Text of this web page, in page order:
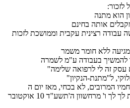
עקבית וממושכת לזכות
משמר
ע"מ לשמרה
שלימה"
בכחי, מאז יום ה
לפרשת לך לך ו' מרחשוון ה'תשע"ד 10 אוקטובר